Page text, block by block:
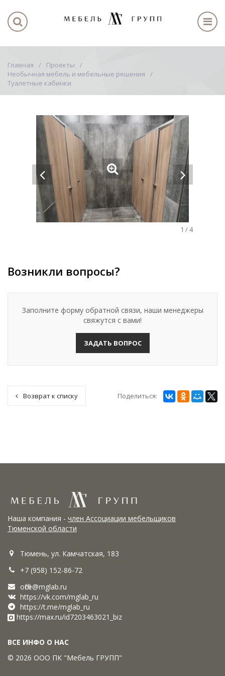
Главная
Проекты
Необычная мебель и мебельные решения
Туалетные кабинки
1 /4
Возникли вопросы?
Заполните форму обратной связи, наши менеджеры
свяжутся с вами!
ЗАДАТЬ ВОПРОС
Возврат к списку Поделиться:
Наша компания - член Ассоциации мебельщиков
Тюменской области
Тюмень, ул. Камчатская, 183
+7 (958) 152-86-72
office@mglab.ru
https://vk.com/mglab_ru
https://t.me/mglab_ru
https://max.ru/id7203463021_biz
ВСЕ ИНФО О НАС
© 2026 ООО ПК "Мебель ГРУПП"